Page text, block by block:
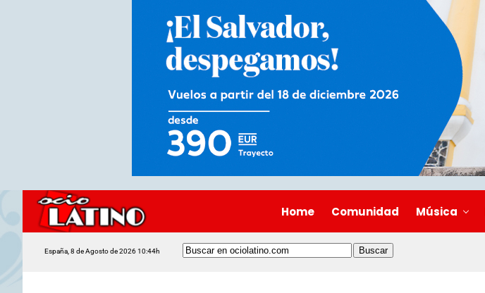
Home Comunidad Música
España, 8 de Agosto de 2026 10:44h